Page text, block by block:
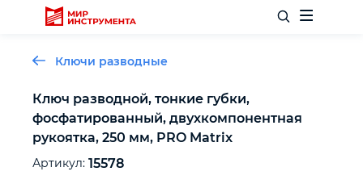
Отделочный инструмент
Слесарный инструмент
Ключи разводные
Ключ разводной, тонкие губки,
фосфатированный, двухкомпонентная
рукоятка, 250 мм, PRO Matrix
Артикул: 15578